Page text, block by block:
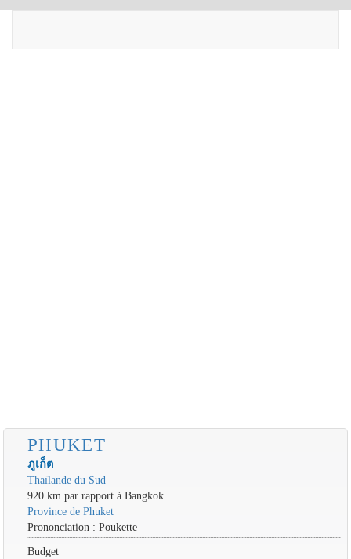
PHUKET
ภูเก็ต
Thaïlande du Sud
920 km par rapport à Bangkok
Province de Phuket
Prononciation : Poukette
Budget